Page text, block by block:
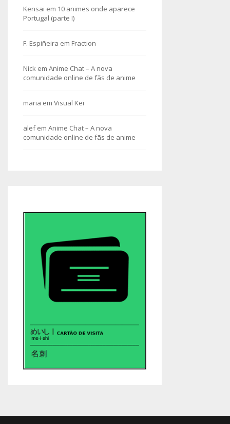
Kensai em 10 animes onde aparece
Portugal (parte I)
F. Espiñeira em Fraction
Nick em Anime Chat – A nova
comunidade online de fãs de anime
maria em Visual Kei
alefem Anime Chat – A nova
comunidade online de fãs de anime